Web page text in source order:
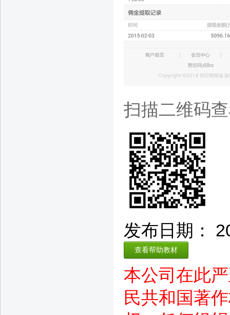
扫描二维码
发布日期：
查看帮助教材
本公司在此
民共和国著